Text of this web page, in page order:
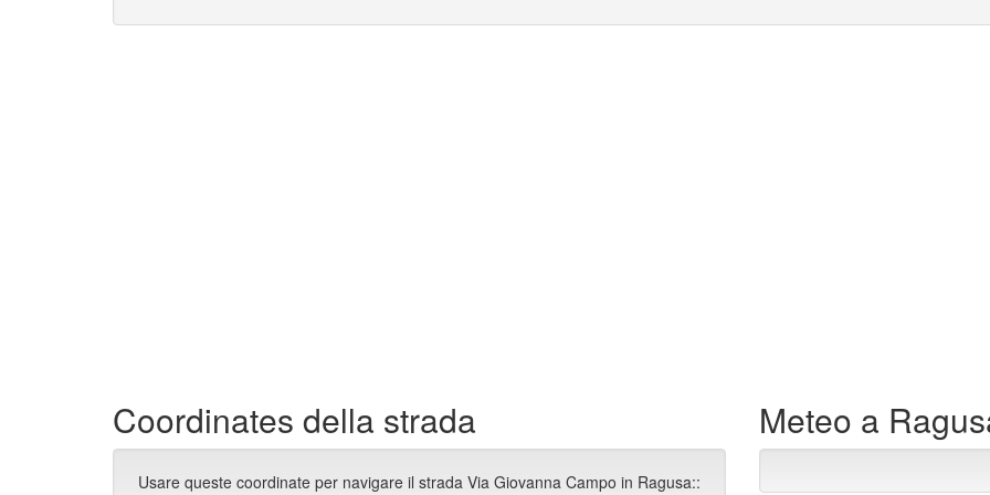
Coordinates della strada
Usare queste coordinate per navigare il strada Via Giovanna Campo in Ragusa::
Meteo a